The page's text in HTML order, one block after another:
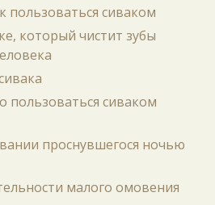
пользоваться сиваком
который чистит зубы
пользоваться сиваком
проснувшегося ночью
малого омовения